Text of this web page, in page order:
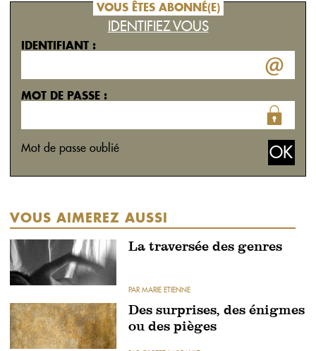
VOUS ÊTES ABONNÉ(E)
IDENTIFIEZ VOUS
IDENTIFIANT :
MOT DE PASSE :
Mot de passe oublié
VOUS AIMEREZ AUSSI
La traversée des genres
PAR MARIE ETIENNE
Des surprises, des énigmes
ou des pièges